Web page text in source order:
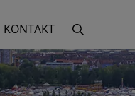
KONTAKT